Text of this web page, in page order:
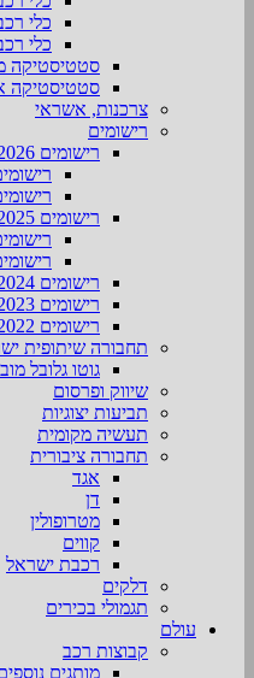
כלי רכב
כלי רכב
סטטיסטיקה
סטטיסטיקה
צרכנות, אשראי
רישומים
רישומים 2026
רישומים
רישומים
רישומים 2025
רישומים
רישומים
רישומים 2024
רישומים 2023
רישומים 2022
תחבורה שיתופית
גוטו גלובל
שיווק ופרסום
תביעות יצוגיות
תעשיה מקומית
תחבורה ציבורית
אגד
דן
מטרופולין
קווים
רכבת ישראל
דלקים
תגמולי בכירים
עולם
קבוצות רכב
מותגים